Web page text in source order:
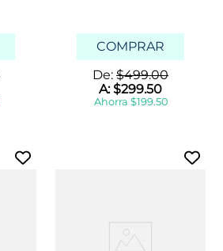
COMPRAR
De: $499.00
A:$299.50
Ahorra $199.50